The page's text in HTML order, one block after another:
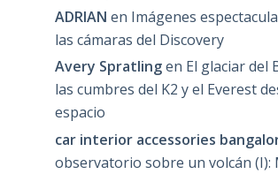
ADRIAN en Imágenes
las cámaras del Discovery
Avery Spratlingen El glaciar del
las cumbres del K2 y el Everest
espacio
car interior accessories
observatorio sobre un volcán (I):